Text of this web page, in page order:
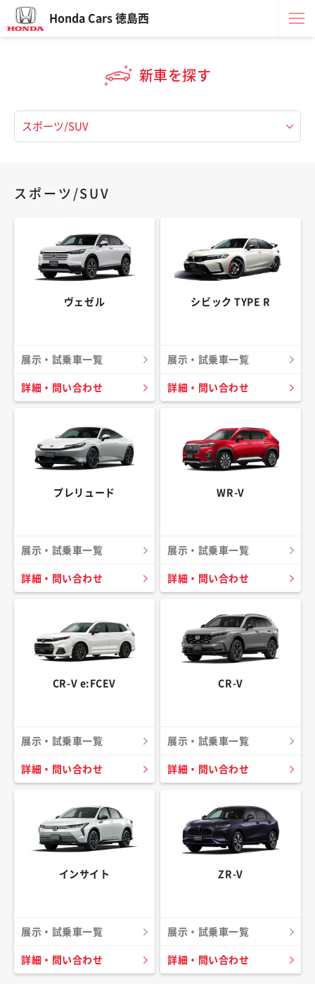
Honda Cars 徳島西
新車を探す
スポーツ/SUV
ヴェゼル
展示・試乗車一覧
詳細・問い合わせ
シビック TYPE R
展示・試乗車一覧
詳細・問い合わせ
プレリュード
展示・試乗車一覧
詳細・問い合わせ
WR-V
展示・試乗車一覧
詳細・問い合わせ
CR-V e:FCEV
展示・試乗車一覧
詳細・問い合わせ
CR-V
展示・試乗車一覧
詳細・問い合わせ
インサイト
展示・試乗車一覧
詳細・問い合わせ
ZR-V
展示・試乗車一覧
詳細・問い合わせ